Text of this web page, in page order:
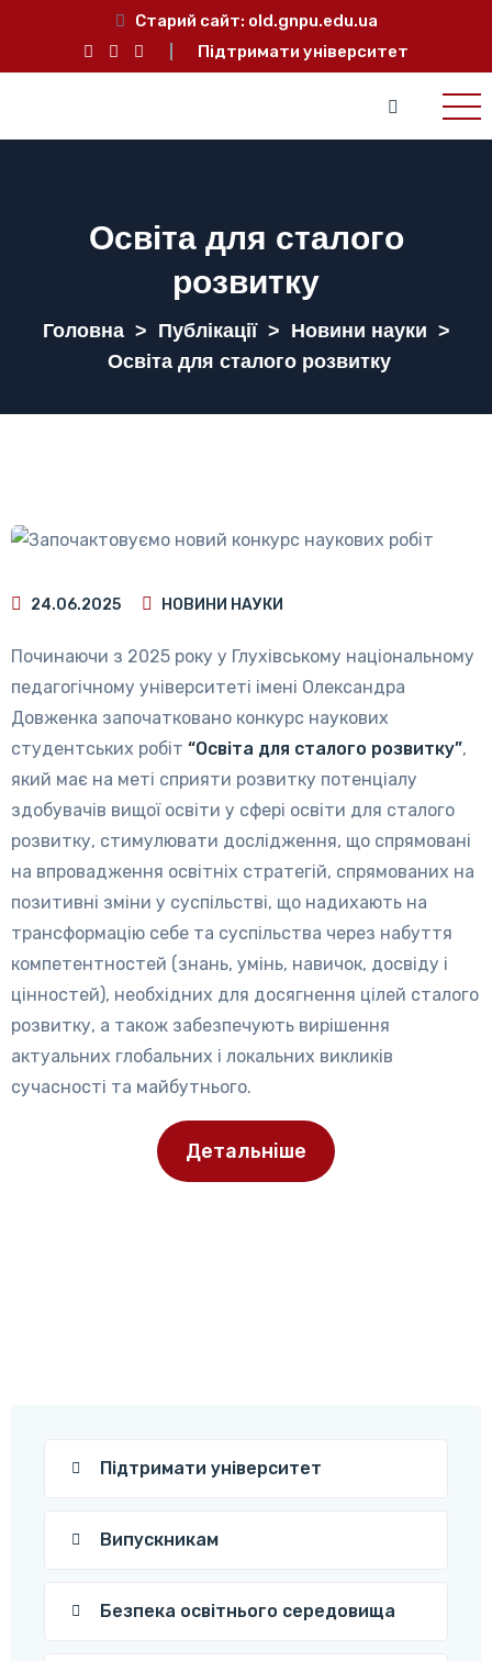
Старий сайт: old.gnpu.edu.ua
Підтримати університет
Освіта для сталого
розвитку
Головна > Публікації > Новини науки >
Освіта для сталого розвитку
24.06.2025 НОВИНИ НАУКИ
Починаючи з 2025 року у Глухівському національному
педагогічному університеті імені Олександра
Довженка започатковано конкурс наукових
студентських робіт “Освіта для сталого розвитку”,
який має на меті сприяти розвитку потенціалу
здобувачів вищої освіти у сфері освіти для сталого
розвитку, стимулювати дослідження, що спрямовані
на впровадження освітніх стратегій, спрямованих на
позитивні зміни у суспільстві, що надихають на
трансформацію себе та суспільства через набуття
компетентностей (знань, умінь, навичок, досвіду і
цінностей), необхідних для досягнення цілей сталого
розвитку, а також забезпечують вирішення
актуальних глобальних і локальних викликів
сучасності та майбутнього.
Детальніше
Підтримати університет
Випускникам
Безпека освітнього середовища